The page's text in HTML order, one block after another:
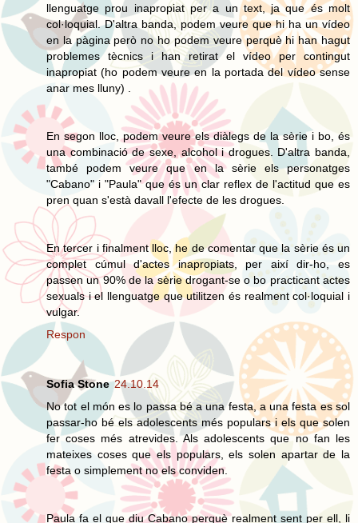
llenguatge prou inapropiat per a un text, ja que és molt
col·loquial. D'altra banda, podem veure que hi ha un vídeo
en la pàgina però no ho podem veure perquè hi han hagut
problemes tècnics i han retirat el vídeo per contingut
inapropiat (ho podem veure en la portada del vídeo sense
anar mes lluny) .
En segon lloc, podem veure els diàlegs de la sèrie i bo, és
una combinació de sexe, alcohol i drogues. D'altra banda,
també podem veure que en la sèrie els personatges
"Cabano" i "Paula" que és un clar reflex de l'actitud que es
pren quan s'està davall l'efecte de les drogues.
En tercer i finalment lloc, he de comentar que la sèrie és un
complet cúmul d'actes inapropiats, per així dir-ho, es
passen un 90% de la sèrie drogant-se o bo practicant actes
sexuals i el llenguatge que utilitzen és realment col·loquial i
vulgar.
Respon
Sofia Stone 24.10.14
No tot el món es lo passa bé a una festa, a una festa es sol
passar-ho bé els adolescents més populars i els que solen
fer coses més atrevides. Als adolescents que no fan les
mateixes coses que els populars, els solen apartar de la
festa o simplement no els conviden.
Paula fa el que diu Cabano perquè realment sent per ell, li